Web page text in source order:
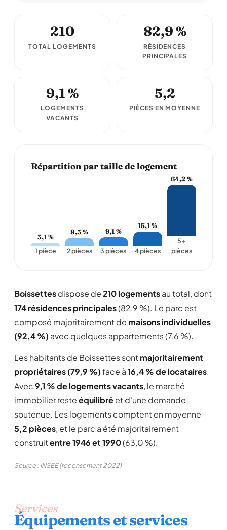
210
TOTAL LOGEMENTS
82,9 %
RÉSIDENCES
PRINCIPALES
9,1 %
LOGEMENTS
VACANTS
5,2
PIÈCES EN MOYENNE
Répartition par taille de logement
3,1 %
1 pièce
8,5 %
2 pièces
9,1 %
3 pièces
15,1 %
4 pièces
64,2 %
5+
pièces
Boissettesdispose de210 logementsau total, dont
174 résidences principales(82,9 %). Le parc est
composé majoritairement de maisons individuelles
(92,4 %) avec quelques appartements (7,6 %).
Les habitants de Boissettes sontmajoritairement
propriétaires (79,9 %)face à16,4 % de locataires.
Avec9,1 % de logements vacants, le marché
immobilier resteéquilibréet d'une demande
soutenue. Les logements comptent en moyenne
5,2 pièces, et le parc a été majoritairement
construitentre 1946 et 1990(63,0 %).
Source : INSEE (recensement 2022)
Services
Équipements et services